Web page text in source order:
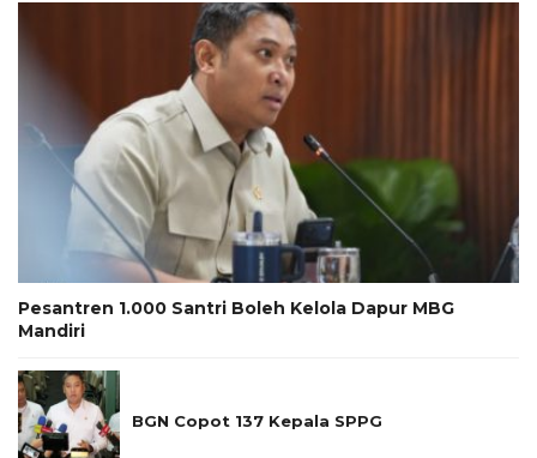
Pesantren 1.000 Santri Boleh Kelola Dapur MBG
Mandiri
BGN Copot 137 Kepala SPPG